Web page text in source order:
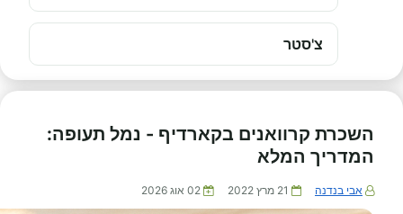
צ'סטר
השכרת קרוואנים בקארדיף - נמל תעופה:
המדריך המלא
אבי בנדנה 21 מרץ 2022 02 אוג 2026